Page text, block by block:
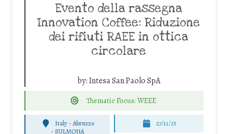
Evento della rassegna
Innovation Coffee: Riduzione
dei rifiuti RAEE in ottica
circolare
by:Intesa San Paolo SpA
Thematic Focus: WEEE
Italy - Abruzzo
-SULMONA
27/11/25